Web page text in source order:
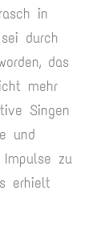
in
durch
das
mehr
Singen
und
Impulse zu
erhielt